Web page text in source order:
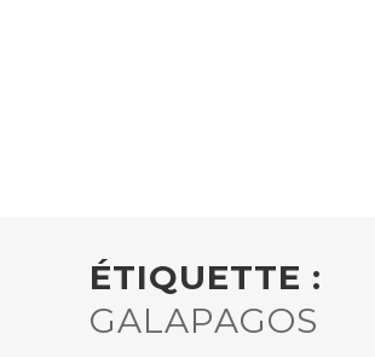
ÉTIQUETTE :
GALAPAGOS